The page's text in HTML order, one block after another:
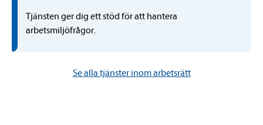
Tjänsten ger dig ett stöd för att hantera
arbetsmiljöfrågor.
Se alla tjänster inom arbetsrätt